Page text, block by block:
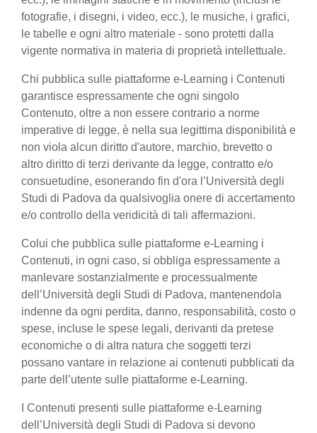
fotografie, i disegni, i video, ecc.), le musiche, i grafici,
le tabelle e ogni altro materiale - sono protetti dalla
vigente normativa in materia di proprietà intellettuale.
Chi pubblica sulle piattaforme e-Learning i Contenuti
garantisce espressamente che ogni singolo
Contenuto, oltre a non essere contrario a norme
imperative di legge, è nella sua legittima disponibilità e
non viola alcun diritto d'autore, marchio, brevetto o
altro diritto di terzi derivante da legge, contratto e/o
consuetudine, esonerando fin d'ora l’Università degli
Studi di Padova da qualsivoglia onere di accertamento
e/o controllo della veridicità di tali affermazioni.
Colui che pubblica sulle piattaforme e-Learning i
Contenuti, in ogni caso, si obbliga espressamente a
manlevare sostanzialmente e processualmente
dell’Università degli Studi di Padova, mantenendola
indenne da ogni perdita, danno, responsabilità, costo o
spese, incluse le spese legali, derivanti da pretese
economiche o di altra natura che soggetti terzi
possano vantare in relazione ai contenuti pubblicati da
parte dell’utente sulle piattaforme e-Learning.
I Contenuti presenti sulle piattaforme e-Learning
dell’Università degli Studi di Padova si devono